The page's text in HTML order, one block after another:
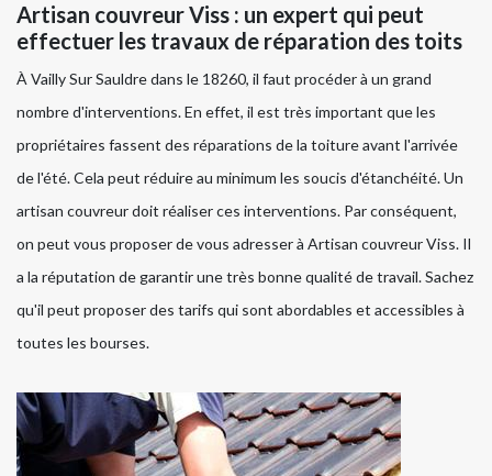
Artisan couvreur Viss : un expert qui peut
effectuer les travaux de réparation des toits
À Vailly Sur Sauldre dans le 18260, il faut procéder à un grand
nombre d'interventions. En effet, il est très important que les
propriétaires fassent des réparations de la toiture avant l'arrivée
de l'été. Cela peut réduire au minimum les soucis d'étanchéité. Un
artisan couvreur doit réaliser ces interventions. Par conséquent,
on peut vous proposer de vous adresser à Artisan couvreur Viss. Il
a la réputation de garantir une très bonne qualité de travail. Sachez
qu'il peut proposer des tarifs qui sont abordables et accessibles à
toutes les bourses.